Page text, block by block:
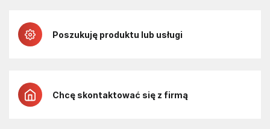
Poszukuję produktu lub usługi
Chcę skontaktować się z firmą